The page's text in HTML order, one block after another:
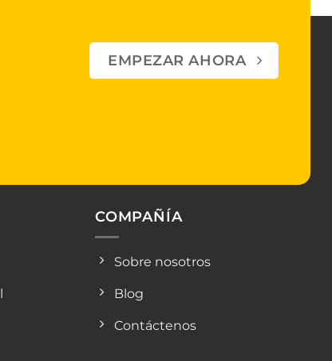
EMPEZAR AHORA
COMPAÑÍA
Sobre nosotros
Blog
Contáctenos